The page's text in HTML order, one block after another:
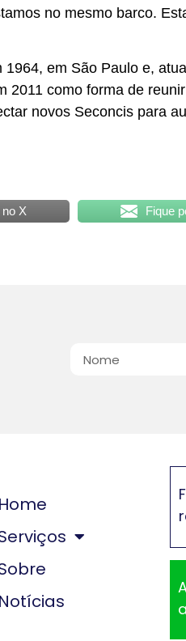
no mesmo barco.
em São Paulo e,
como forma de
novos Seconcis para
X Fique
Home
Notícias